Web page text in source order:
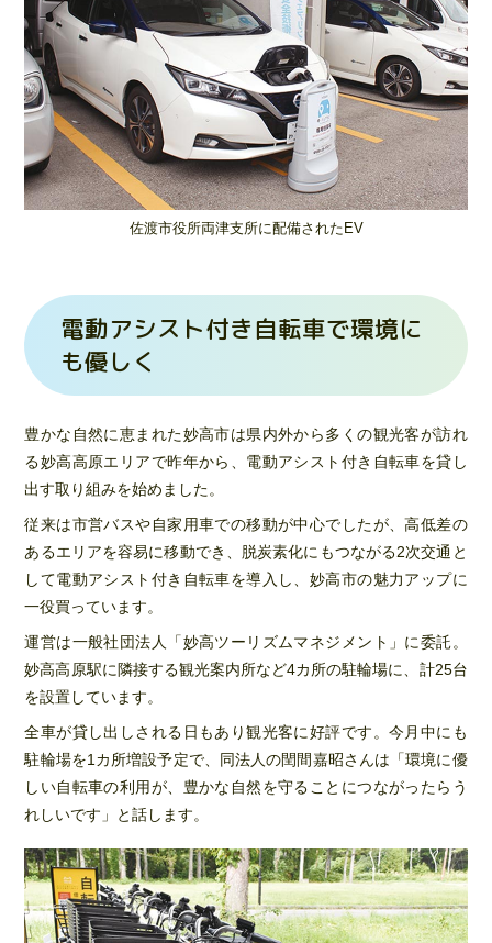
佐渡市役所両津支所に配備されたEV
電動アシスト付き自転車で環境に
も優しく
豊かな自然に恵まれた妙高市は県内外から多くの観光客が訪れ
る妙高高原エリアで昨年から、電動アシスト付き自転車を貸し
出す取り組みを始めました。
従来は市営バスや自家用車での移動が中心でしたが、高低差の
あるエリアを容易に移動でき、脱炭素化にもつながる2次交通と
して電動アシスト付き自転車を導入し、妙高市の魅力アップに
一役買っています。
運営は一般社団法人「妙高ツーリズムマネジメント」に委託。
妙高高原駅に隣接する観光案内所など4カ所の駐輪場に、計25台
を設置しています。
全車が貸し出しされる日もあり観光客に好評です。今月中にも
駐輪場を1カ所増設予定で、同法人の閏間嘉昭さんは「環境に優
しい自転車の利用が、豊かな自然を守ることにつながったらう
れしいです」と話します。